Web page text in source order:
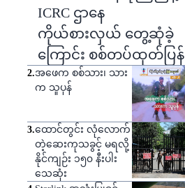
ICRC ဌာနေ
ကိုယ်စားလှယ် တွေ့ဆုံခဲ့
ကြောင်း စစ်တပ်ထုတ်ပြန်
2.အဖေက စစ်သား၊ သား
က သူပုန်
3.ထောင်တွင်း လုံလောက်
တဲ့ဆေးကုသခွင့် မရလို့
နိုင်ကျဉ်း ၁၅၀ နီးပါး
သေဆုံး